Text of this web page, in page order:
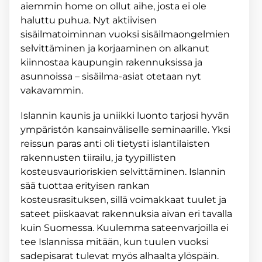
aiemmin home on ollut aihe, josta ei ole
haluttu puhua. Nyt aktiivisen
sisäilmatoiminnan vuoksi sisäilmaongelmien
selvittäminen ja korjaaminen on alkanut
kiinnostaa kaupungin rakennuksissa ja
asunnoissa – sisäilma-asiat otetaan nyt
vakavammin.
Islannin kaunis ja uniikki luonto tarjosi hyvän
ympäristön kansainväliselle seminaarille. Yksi
reissun paras anti oli tietysti islantilaisten
rakennusten tiirailu, ja tyypillisten
kosteusvaurioriskien selvittäminen. Islannin
sää tuottaa erityisen rankan
kosteusrasituksen, sillä voimakkaat tuulet ja
sateet piiskaavat rakennuksia aivan eri tavalla
kuin Suomessa. Kuulemma sateenvarjoilla ei
tee Islannissa mitään, kun tuulen vuoksi
sadepisarat tulevat myös alhaalta ylöspäin.